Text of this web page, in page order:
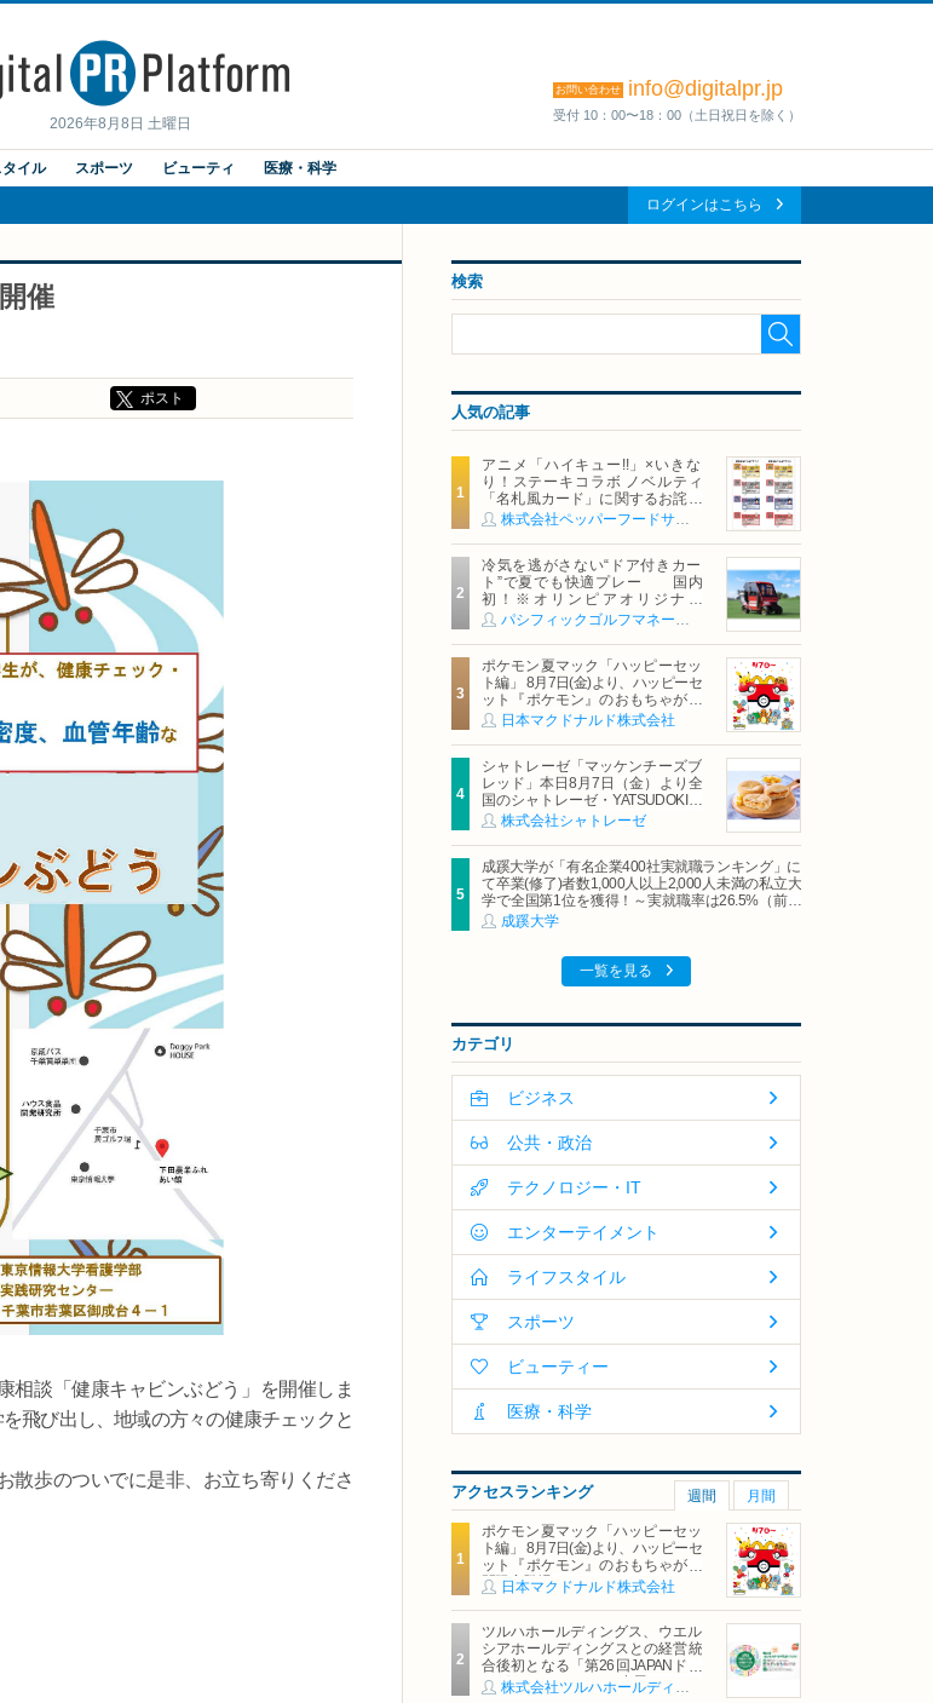
2026年8月8日 土曜日
お問い合わせ info@digitalpr.jp
受付 10：00〜18：00（土日祝日を除く）
イル スポーツ ビューティ 医療・科学
ログインはこちら
催
ポスト
相談「健康キャビンぶどう」を開催しま
飛び出し、地域の方々の健康チェックと
歩のついでに是非、お立ち寄りくださ
検索
人気の記事
アニメ「ハイキュー!!」×いきな
り！ステーキコラボ ノベルティ
「名札風カード」に関するお詫び
および交換対応についてのご案内
冷気を逃がさない“ドア付きカー
ト”で夏でも快適プレー 国内
初！※オリンピアオリジナル
「AirCon Cart（エアコンカー
ト）」導入 | ＰＧＭ
ポケモン夏マック「ハッピーセッ
ト編」 8月7日(金)より、ハッピーセ
ット『ポケモン』のおもちゃが期
間限定登場
日本マクドナルド株式会社
シャトレーゼ「マッケンチーズブ
レッド」本日8月7日（金）より全
国のシャトレーゼ・YATSUDOKIで
発売株式会社シャトレーゼ
成蹊大学が「有名企業400社実就職ランキング」に
て卒業(修了)者数1,000人以上2,000人未満の私立大
学で全国第1位を獲得！～実就職率は26.5%（前年
比＋4.3pt）に伸長、東京の私立大学でも10位にラ
ンクイン～
成蹊大学
一覧を見る
カテゴリ
ビジネス
公共・政治
テクノロジー・IT
エンターテイメント
ライフスタイル
スポーツ
ビューティー
医療・科学
アクセスランキング 週間 月間
ポケモン夏マック「ハッピーセッ
ト編」 8月7日(金)より、ハッピーセ
ット『ポケモン』のおもちゃが期
間限定登場
日本マクドナルド株式会社
ツルハホールディングス、ウエル
シアホールディングスとの経営統
合後初となる「第26回JAPANドラ
ッグストアショー」に出展